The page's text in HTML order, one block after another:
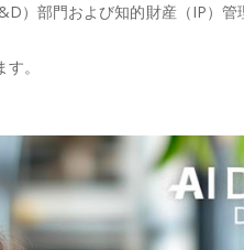
）部門および知的財産（IP）管
。